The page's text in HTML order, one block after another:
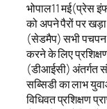
भोपाल11 मई(प्रेस
को अपने पैरों पर
(सेडमैप) सभी पचपन
करने के लिए
(डीआईसी) अंतर्गत
सब्सिडी का लाभ
विधिवत प्रशिक्षण